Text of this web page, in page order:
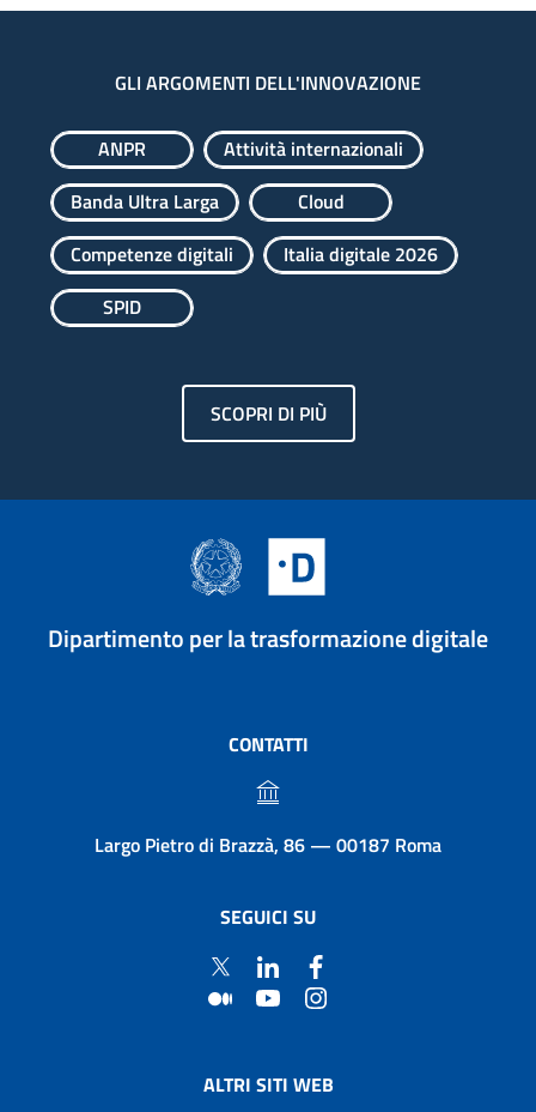
GLI ARGOMENTI DELL'INNOVAZIONE
ANPR
Attività internazionali
Banda Ultra Larga
Cloud
Competenze digitali
Italia digitale 2026
SPID
SCOPRI DI PIÙ
Dipartimento per la trasformazione digitale
CONTATTI
Largo Pietro di Brazzà, 86 — 00187 Roma
SEGUICI SU
ALTRI SITI WEB